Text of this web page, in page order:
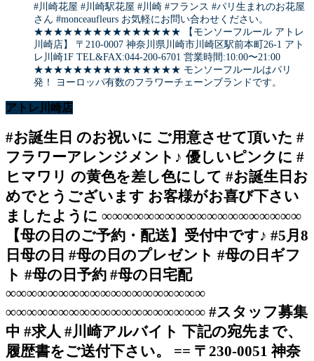
#川崎花屋 #川崎駅花屋 #川崎 #フランス #パリ生まれのお花屋
さん #monceaufleurs お気軽にお問い合わせください。
★★★★★★★★★★★★★★★ 【モンソーフルール アトレ
川崎店】 〒210-0007 神奈川県川崎市川崎区駅前本町26-1 アト
レ川崎1F TEL&FAX:044-200-6701 営業時間:10:00〜21:00
★★★★★★★★★★★★★★★ モンソーフルールはパリ
発！ ヨーロッパ有数のフラワーチェーンブランドです。
アトレ川崎店
#お誕生日 のお祝いに ご用意させて頂いた #
フラワーアレンジメント♪ 優しいピンクに #
ヒマワリ の黄色を差し色にして #お誕生日お
めでとうございます お客様がお喜び下さい
ましたように ∞∞∞∞∞∞∞∞∞∞∞∞∞∞∞∞∞∞∞
【母の日のご予約・配送】受付中です♪ #5月8
日母の日 #母の日のプレゼント #母の日ギフ
ト #母の日予約 #母の日宅配
∞∞∞∞∞∞∞∞∞∞∞∞∞∞∞∞∞∞∞
∞∞∞∞∞∞∞∞∞∞∞∞∞∞∞∞∞∞∞ #スタッフ募集
中 #求人 #川崎アルバイト 下記の宛先まで、
履歴書をご送付下さい。 == 〒230-0051 神奈